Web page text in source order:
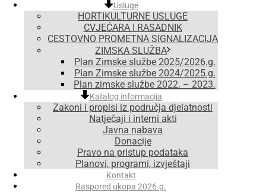
Usluge
HORTIKULTURNE USLUGE
CVJEĆARA I RASADNIK
CESTOVNO PROMETNA SIGNALIZACIJA
ZIMSKA SLUŽBA
Plan Zimske službe 2025/2026.g.
Plan Zimske službe 2024/2025.g.
Plan zimske službe 2022. – 2023.
Katalog informacija
Zakoni i propisi iz područja djelatnosti
Natječaji i interni akti
Javna nabava
Donacije
Pravo na pristup podataka
Planovi, programi, izvještaji
Kontakt
Raspored ukopa 2026.g.